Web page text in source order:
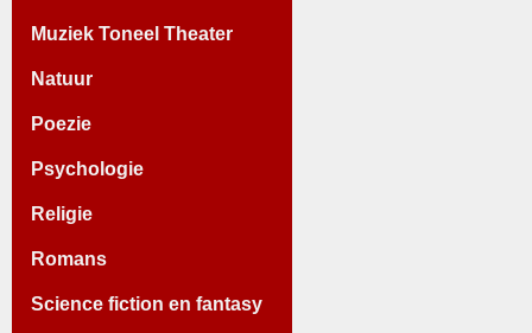
Muziek Toneel Theater
Natuur
Poezie
Psychologie
Religie
Romans
Science fiction en fantasy